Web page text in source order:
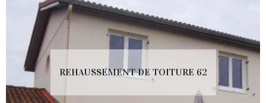
REHAUSSEMENT DE TOITURE 62